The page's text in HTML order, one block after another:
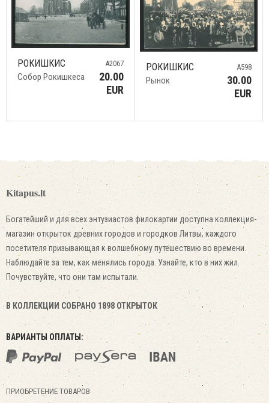
РОКИШКИС
Собор Рокишкеса
A2067
20.00
EUR
РОКИШКИС
Рынок
A598
30.00
EUR
Kitapus.lt
Богатейший и для всех энтузиастов филокартии доступна коллекция-
магазин открыток древних городов и городков Литвы, каждого
посетителя призывающая к волшебному путешествию во времени.
Наблюдайте за тем, как менялись города. Узнайте, кто в них жил.
Почувствуйте, что они там испытали.
В КОЛЛЕКЦИИ СОБРАНО 1898 ОТКРЫТОК
ВАРИАНТЫ ОПЛАТЫ:
ПРИОБРЕТЕНИЕ ТОВАРОВ